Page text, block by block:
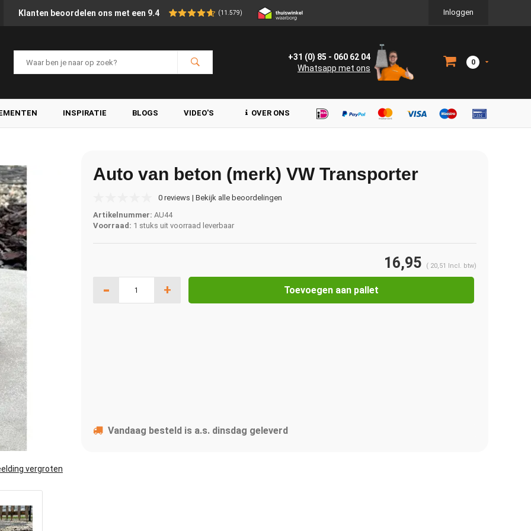
Klanten beoordelen ons met een 9.4 (11.579) Inloggen
+31 (0) 85 - 060 62 04
Whatsapp met ons
0
INSPIRATIE BLOGS VIDEO'S OVER ONS
vergroten
Auto van beton (merk) VW Transporter
0 reviews | Bekijk alle beoordelingen
Artikelnummer: AU44
Voorraad: 1 stuks uit voorraad leverbaar
16,95 ( 20,51 Incl. btw)
- + Toevoegen aan pallet
Vandaag besteld is a.s. dinsdag geleverd